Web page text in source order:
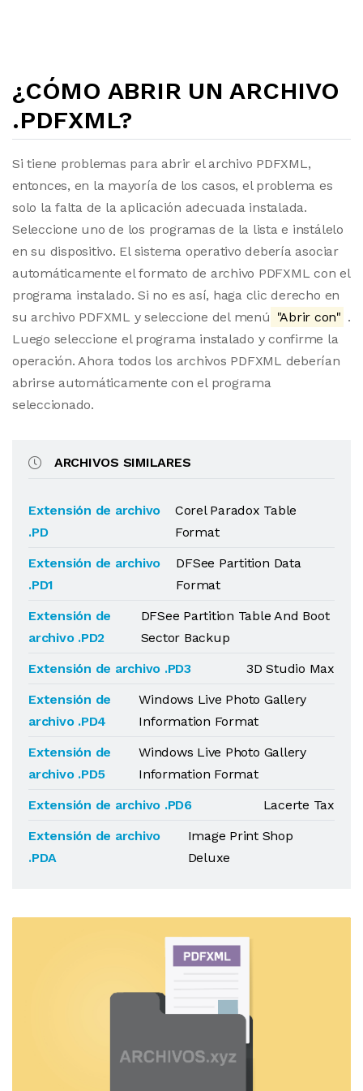
¿CÓMO ABRIR UN ARCHIVO
.PDFXML?
Si tiene problemas para abrir el archivo PDFXML,
entonces, en la mayoría de los casos, el problema es
solo la falta de la aplicación adecuada instalada.
Seleccione uno de los programas de la lista e instálelo
en su dispositivo. El sistema operativo debería asociar
automáticamente el formato de archivo PDFXML con el
programa instalado. Si no es así, haga clic derecho en
su archivo PDFXML y seleccione del menú "Abrir con" .
Luego seleccione el programa instalado y confirme la
operación. Ahora todos los archivos PDFXML deberían
abrirse automáticamente con el programa
seleccionado.
ARCHIVOS SIMILARES
Extensión de archivo
.PD
Corel Paradox Table
Format
Extensión de archivo
.PD1
DFSee Partition Data
Format
Extensión de
archivo .PD2
DFSee Partition Table And Boot
Sector Backup
Extensión de archivo .PD3
3D Studio Max
Extensión de
archivo .PD4
Windows Live Photo Gallery
Information Format
Extensión de
archivo .PD5
Windows Live Photo Gallery
Information Format
Extensión de archivo .PD6
Lacerte Tax
Extensión de archivo
.PDA
Image Print Shop
Deluxe